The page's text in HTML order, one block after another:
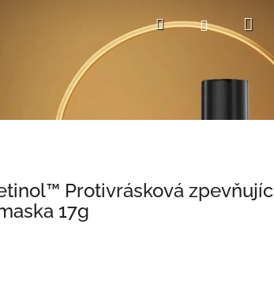
HledatPřihlášení
Protivrásková
17g